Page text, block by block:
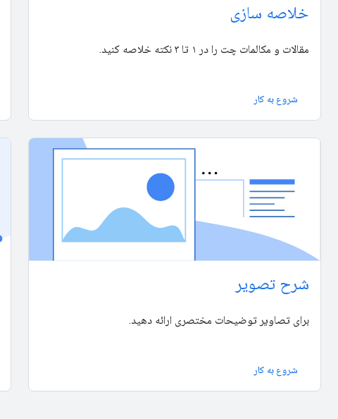
خلاصه سازی
مقالات و مکالمات چت را در ۱ تا ۳ نکته خلاصه کنید.
شروع به کار
شرح تصویر
برای تصاویر توضیحات مختصری ارائه دهید.
شروع به کار